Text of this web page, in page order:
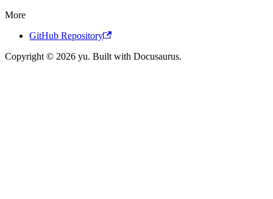
More
GitHub Repository
Copyright © 2026 yu. Built with Docusaurus.